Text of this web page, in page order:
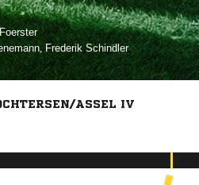
,  
ASSEL IV